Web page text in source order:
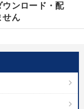
長のスピーチ・話材
力」＋健康な社長と
経済・景気・相場予測
ンロード・配
せん